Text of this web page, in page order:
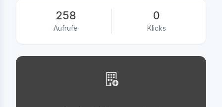
258
Aufrufe
0
Klicks